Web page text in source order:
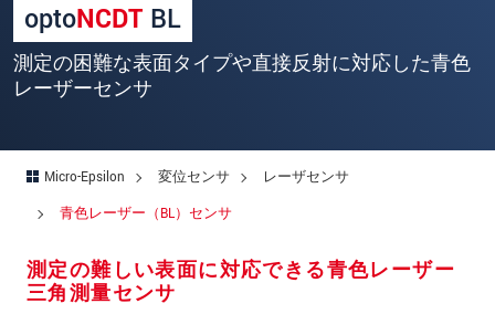
optoNCDT BL
測定の困難な表面タイプや直接反射に対応した青色
レーザーセンサ
Micro-Epsilon 変位センサ
レーザセンサ
青色レーザー（BL）センサ
測定の難しい表面に対応できる青色レーザー
三角測量センサ
会社名*
所在地
所在地*
電話